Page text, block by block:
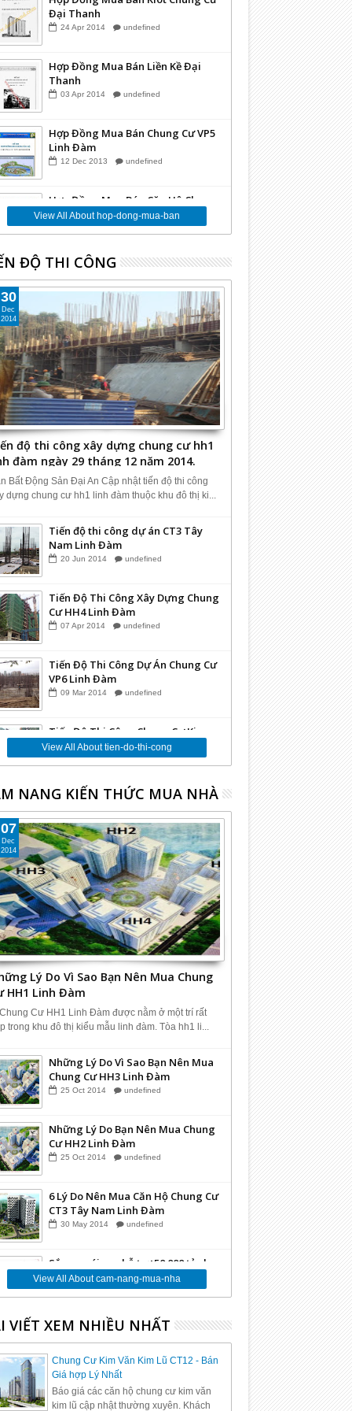
Đại Thanh
24 Apr 2014 undefined
Hợp Đồng Mua Bán Liền Kề Đại
Thanh
03 Apr 2014 undefined
Hợp Đồng Mua Bán Chung Cư VP5
Linh Đàm
12 Dec 2013 undefined
Hợp Đồng Mua Bán Căn Hộ Chung
Cư Kim Văn Kim Lũ CT12A
10 Dec 2013 undefined
Hợp Đồng Mua Bán Căn Hộ Chung
Cư Kim Văn Kim Lũ CT11
2013 undefined
View All About hop-dong-mua-ban
ĐỘ THI CÔNG
độ thi công xây dựng chung cư hh1
đàm ngày 29 tháng 12 năm 2014.
30
Dec
2014
Bất Động Sản Đại An Cập nhật tiến độ thi công
dựng chung cư hh1 linh đàm thuộc khu đô thị ki...
Tiến độ thi công dự án CT3 Tây
Nam Linh Đàm
20 Jun 2014 undefined
Tiến Độ Thi Công Xây Dựng Chung
Cư HH4 Linh Đàm
07 Apr 2014 undefined
Tiến Độ Thi Công Dự Án Chung Cư
VP6 Linh Đàm
09 Mar 2014 undefined
Tiến Độ Thi Công Chung Cư Kim
Văn Kim Lũ CT12C
09 Nov 2013 undefined
Tiến Độ Thi Công Chung Cư Kim
Văn Kim Lũ CT12A
06 Nov 2013 undefined
View All About tien-do-thi-cong
NANG KIẾN THỨC MUA NHÀ
Lý Do Vì Sao Bạn Nên Mua Chung
HH1 Linh Đàm
07
Dec
2014
Cư HH1 Linh Đàm được nằm ở một trí rất
trong khu đô thị kiểu mẫu linh đàm. Tòa hh1 li...
Những Lý Do Vì Sao Bạn Nên Mua
Chung Cư HH3 Linh Đàm
25 Oct 2014 undefined
Những Lý Do Bạn Nên Mua Chung
Cư HH2 Linh Đàm
25 Oct 2014 undefined
6 Lý Do Nên Mua Căn Hộ Chung Cư
CT3 Tây Nam Linh Đàm
30 May 2014 undefined
Sắp ra gói vay hỗ trợ 50.000 tỷ cho
Bất Động Sản
24 Mar 2014 undefined
Những Lý Do Vì Sao Bạn Nên Mua
Căn Hộ Tại Dự án Chung Cư VP6
Linh Đàm
12 Mar 2014 undefined
View All About cam-nang-mua-nha
VIẾT XEM NHIỀU NHẤT
Chung Cư Kim Văn Kim Lũ CT12 - Bán
Giá hợp Lý Nhất
Báo giá các căn hộ chung cư kim văn
kim lũ cập nhật thường xuyên. Khách